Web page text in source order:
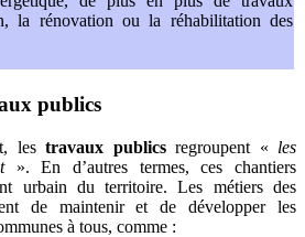
la rénovation ou la réhabilitation des
publics
lestravaux publicsregroupent « les
». En d’autres termes, ces chantiers
urbain du territoire. Les métiers des
de maintenir et de développer les
à tous, comme :